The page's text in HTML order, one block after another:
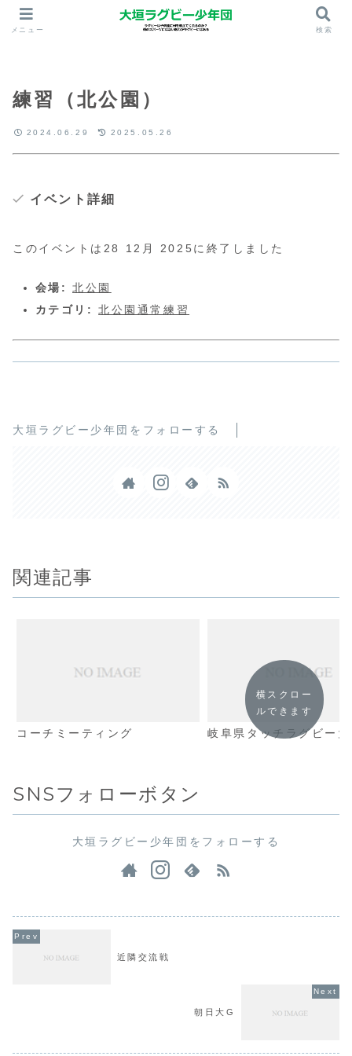
練習（北公園）
2024.06.29 2025.05.26
イベント詳細
このイベントは28 12月 2025に終了しました
会場:
北公園
カテゴリ:
北公園通常練習
大垣ラグビー少年団をフォローする
関連記事
コーチミーティング 岐阜県タッチラグビー
横スクロー
ルできます
SNSフォローボタン
大垣ラグビー少年団をフォローする
近隣交流戦
朝日大G
メニュー 検索